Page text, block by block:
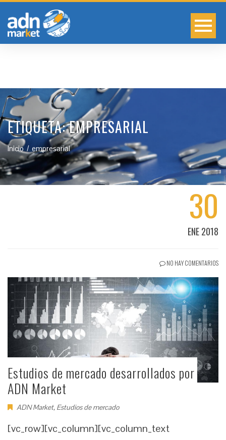
ETIQUETA:EMPRESARIAL
Inicio empresarial
30
ENE 2018
NO HAY COMENTARIOS
Estudios de mercado desarrollados por
ADN Market
ADN Market, Estudios de mercado
[vc_row][vc_column][vc_column_text